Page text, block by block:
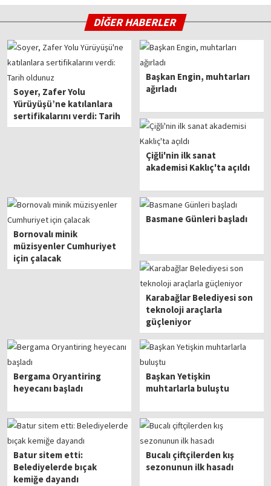
DİĞER HABERLER
Soyer, Zafer Yolu
Yürüyüşü’ne katılanlara
sertifikalarını verdi: Tarih
oldunuz
Başkan Engin, muhtarları
ağırladı
Çiğli'nin ilk sanat
akademisi Kaklıç'ta açıldı
Bornovalı minik
müzisyenler Cumhuriyet
için çalacak
Basmane Günleri başladı
Karabağlar Belediyesi son
teknoloji araçlarla
güçleniyor
Bergama Oryantiring
heyecanı başladı
Başkan Yetişkin
muhtarlarla buluştu
Batur sitem etti:
Belediyelerde bıçak
kemiğe dayandı
Bucalı çiftçilerden kış
sezonunun ilk hasadı